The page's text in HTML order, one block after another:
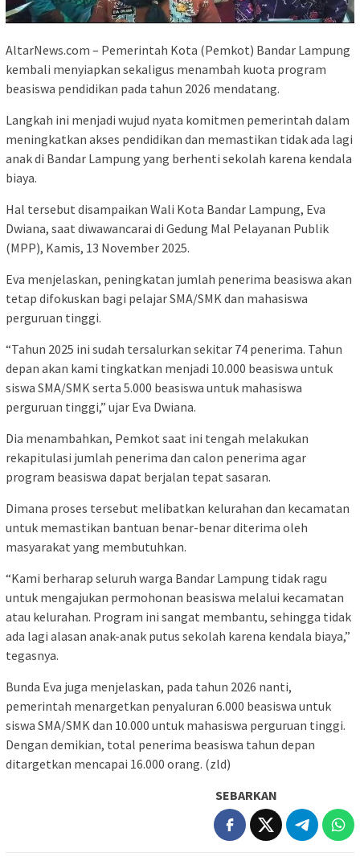
AltarNews.com – Pemerintah Kota (Pemkot) Bandar Lampung
kembali menyiapkan sekaligus menambah kuota program
beasiswa pendidikan pada tahun 2026 mendatang.
Langkah ini menjadi wujud nyata komitmen pemerintah dalam
meningkatkan akses pendidikan dan memastikan tidak ada lagi
anak di Bandar Lampung yang berhenti sekolah karena kendala
biaya.
Hal tersebut disampaikan Wali Kota Bandar Lampung, Eva
Dwiana, saat diwawancarai di Gedung Mal Pelayanan Publik
(MPP), Kamis, 13 November 2025.
Eva menjelaskan, peningkatan jumlah penerima beasiswa akan
tetap difokuskan bagi pelajar SMA/SMK dan mahasiswa
perguruan tinggi.
“Tahun 2025 ini sudah tersalurkan sekitar 74 penerima. Tahun
depan akan kami tingkatkan menjadi 10.000 beasiswa untuk
siswa SMA/SMK serta 5.000 beasiswa untuk mahasiswa
perguruan tinggi,” ujar Eva Dwiana.
Dia menambahkan, Pemkot saat ini tengah melakukan
rekapitulasi jumlah penerima dan calon penerima agar
program beasiswa dapat berjalan tepat sasaran.
Dimana proses tersebut melibatkan kelurahan dan kecamatan
untuk memastikan bantuan benar-benar diterima oleh
masyarakat yang membutuhkan.
“Kami berharap seluruh warga Bandar Lampung tidak ragu
untuk mengajukan permohonan beasiswa melalui kecamatan
atau kelurahan. Program ini sangat membantu, sehingga tidak
ada lagi alasan anak-anak putus sekolah karena kendala biaya,”
tegasnya.
Bunda Eva juga menjelaskan, pada tahun 2026 nanti,
pemerintah menargetkan penyaluran 6.000 beasiswa untuk
siswa SMA/SMK dan 10.000 untuk mahasiswa perguruan tinggi.
Dengan demikian, total penerima beasiswa tahun depan
ditargetkan mencapai 16.000 orang. (zld)
SEBARKAN